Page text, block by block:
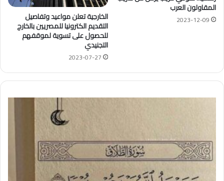
المقاولون العرب
2023-12-09 الخارجية تعلن مواعيد وتفاصيل
التقديم الكترونيا للمصريين بالخارج
للحصول على تسوية لموقفهم
التجنيدي
2023-07-27